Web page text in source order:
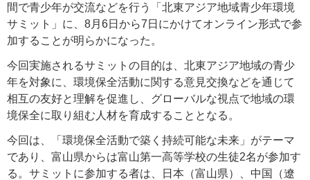
間で青少年が交流などを行う「北東アジア地域青少年環境
サミット」に、8月6日から7日にかけてオンライン形式で参
加することが明らかになった。
今回実施されるサミットの目的は、北東アジア地域の青少
年を対象に、環境保全活動に関する意見交換などを通じて
相互の友好と理解を促進し、グローバルな視点で地域の環
境保全に取り組む人材を育成することとなる。
今回は、「環境保全活動で築く持続可能な未来」がテーマ
であり、富山県からは富山第一高等学校の生徒2名が参加す
る。サミットに参加する者は、日本（富山県）、中国（遼